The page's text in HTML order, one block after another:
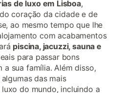
de luxo em Lisboa,
coração da cidade e de
ao mesmo tempo que lhe
com acabamentos
piscina, jacuzzi, sauna e
para passar bons
sua família. Além disso,
das mais
do mundo, incluindo a